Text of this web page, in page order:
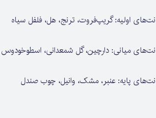
نت‌های اولیه: گریپ‌فروت، ترنج، هل، فلفل سیاه
نت‌های میانی: دارچین، گل شمعدانی، اسطوخودوس
نت‌های پایه: عنبر، مشک، وانیل، چوب صندل